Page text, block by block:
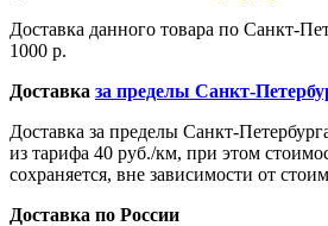
Доставка данного товара по Санкт-
1000 р.
Доставка за пределы Санкт-
Доставка за пределы Санкт-
из тарифа 40 руб./км, при этом
сохраняется, вне зависимости от
Доставка по России